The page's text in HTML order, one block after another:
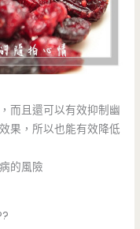
而且還可以有效抑制幽
果，所以也能有效降低
的風險